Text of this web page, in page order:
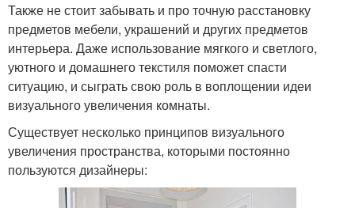
Также не стоит забывать и про точную расстановку
предметов мебели, украшений и других предметов
интерьера. Даже использование мягкого и светлого,
уютного и домашнего текстиля поможет спасти
ситуацию, и сыграть свою роль в воплощении идеи
визуального увеличения комнаты.
Существует несколько принципов визуального
увеличения пространства, которыми постоянно
пользуются дизайнеры: